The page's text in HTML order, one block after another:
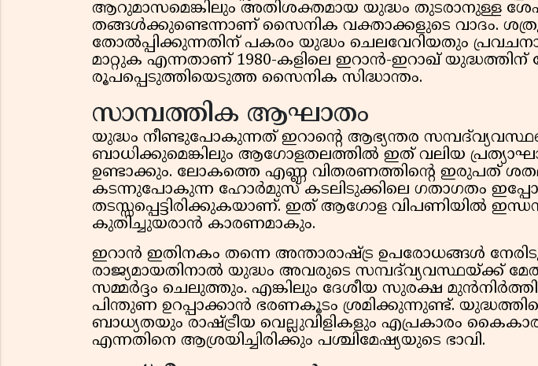
ആറുമാസമെങ്കിലും അതിശക്തമായ യുദ്ധം തുടരാനുള്ള
തങ്ങൾക്കുണ്ടെന്നാണ് സൈനിക വക്താക്കളുടെ വാദം.
തോൽപ്പിക്കുന്നതിന് പകരം യുദ്ധം ചെലവേറിയതും
മാറ്റുക എന്നതാണ് 1980-കളിലെ ഇറാൻ-ഇറാഖ്
രൂപപ്പെടുത്തിയെടുത്ത സൈനിക സിദ്ധാന്തം.
സാമ്പത്തിക ആഘാതം
യുദ്ധം നീണ്ടുപോകുന്നത് ഇറാൻ്റെ ആഭ്യന്തര
ബാധിക്കുമെങ്കിലും ആഗോളതലത്തിൽ ഇത് വലിയ
ഉണ്ടാക്കും. ലോകത്തെ എണ്ണ വിതരണത്തിന്റെ ഇരുപത്
കടന്നുപോകുന്ന ഹോർമുസ് കടലിടുക്കിലെ ഗതാഗതം
തടസ്സപ്പെട്ടിരിക്കുകയാണ്. ഇത് ആഗോള വിപണിയിൽ
കുതിച്ചുയരാൻ കാരണമാകും.
ഇറാൻ ഇതിനകം തന്നെ അന്താരാഷ്ട്ര ഉപരോധങ്ങൾ
രാജ്യമായതിനാൽ യുദ്ധം അവരുടെ സമ്പദ്‌വ്യവസ്ഥയ്ക്ക്
സമ്മർദ്ദം ചെലുത്തും. എങ്കിലും ദേശീയ സുരക്ഷ
പിന്തുണ ഉറപ്പാക്കാൻ ഭരണകൂടം ശ്രമിക്കുന്നുണ്ട്.
ബാധ്യതയും രാഷ്ട്രീയ വെല്ലുവിളികളും എപ്രകാരം
എന്നതിനെ ആശ്രയിച്ചിരിക്കും പശ്ചിമേഷ്യയുടെ ഭാവി.